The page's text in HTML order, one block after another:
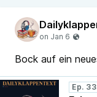
Bock auf ein
Ep.